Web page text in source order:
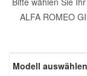
ALFA ROMEO
Modell auswählen
Reparatur-
Daewoo